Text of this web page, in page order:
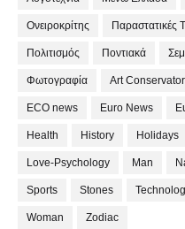
Ονειροκρίτης Παραστατικές
Πολιτισμός Ποντιακά
Φωτογραφία Art Conservator
ECO news Euro News
Health History Holidays
Love-Psychology Man
Sports Stones
Woman Zodiac